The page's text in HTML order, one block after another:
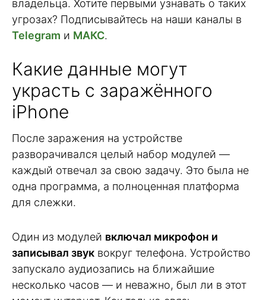
владельца. Хотите первыми узнавать о таких
угрозах? Подписывайтесь на наши каналы в
Telegram и МАКС.
Какие данные могут
украсть с заражённого
iPhone
После заражения на устройстве
разворачивался целый набор модулей —
каждый отвечал за свою задачу. Это была не
одна программа, а полноценная платформа
для слежки.
Один из модулей включал микрофон и
записывал звук вокруг телефона. Устройство
запускало аудиозапись на ближайшие
несколько часов — и неважно, был ли в этот